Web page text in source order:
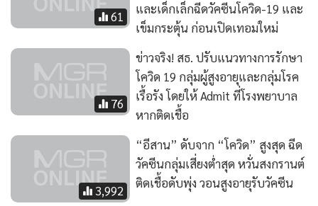
61
และเด็กเล็กฉีดวัคซีนโควิด-19 และ
เข็มกระตุ้น ก่อนเปิดเทอมใหม่
76
ข่าวจริง! สธ. ปรับแนวทางการรักษา
โควิด 19 กลุ่มผู้สูงอายุและกลุ่มโรค
เรื้อรัง โดยให้ Admit ที่โรงพยาบาล
หากติดเชื้อ
3,992
“อีสาน” ดับจาก “โควิด” สูงสุด ฉีด
วัคซีนกลุ่มเสี่ยงต่ำสุด หวั่นสงกรานต์
ติดเชื้อดับพุ่ง วอนสูงอายุรับวัคซีน